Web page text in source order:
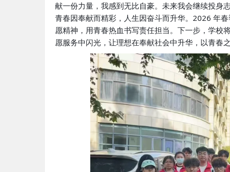
献一份力量，我感到无比自豪。未来我会继续投身
青春因奉献而精彩，人生因奋斗而升华。2026 年
愿精神，用青春热血书写责任担当。下一步，学校
愿服务中闪光，让理想在奉献社会中升华，以青春